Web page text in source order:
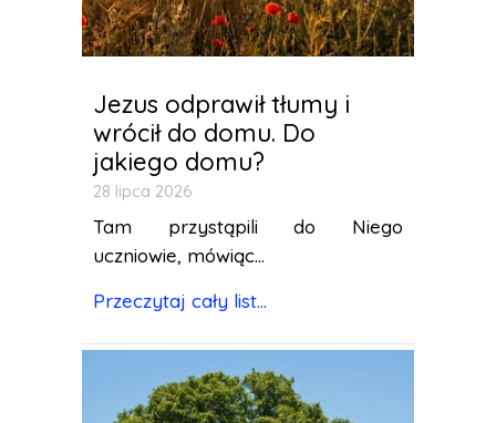
Jezus odprawił tłumy i
wrócił do domu. Do
jakiego domu?
28 lipca 2026
Tam przystąpili do Niego
uczniowie, mówiąc...
Przeczytaj cały list...